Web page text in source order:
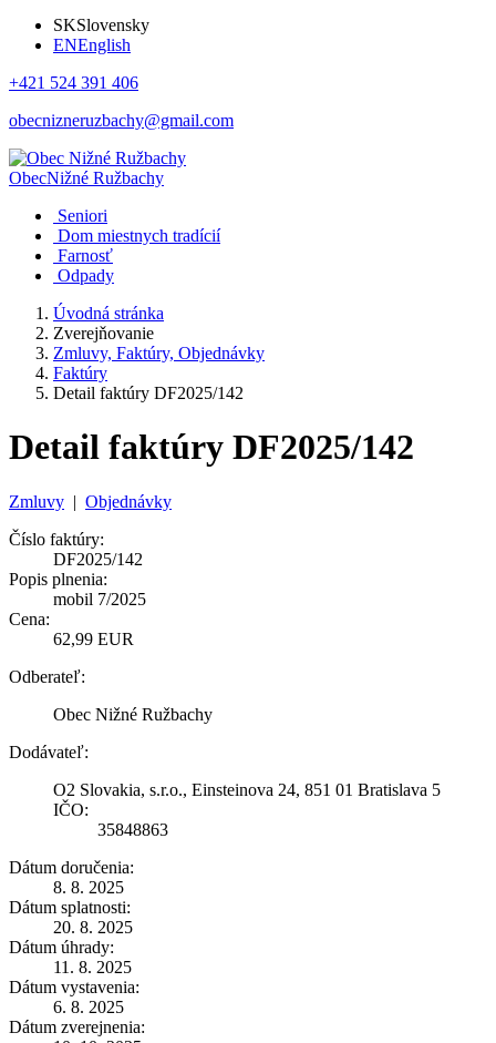
SKSlovensky
ENEnglish
+421 524 391 406
obecnizneruzbachy@gmail.com
ObecNižné Ružbachy
Seniori
Dom miestnych tradícií
Farnosť
Odpady
Úvodná stránka
Zverejňovanie
Zmluvy, Faktúry, Objednávky
Faktúry
Detail faktúry DF2025/142
Detail faktúry DF2025/142
Zmluvy | Objednávky
Číslo faktúry:
DF2025/142
Popis plnenia:
mobil 7/2025
Cena:
62,99 EUR
Odberateľ:
Obec Nižné Ružbachy
Dodávateľ:
O2 Slovakia, s.r.o., Einsteinova 24, 851 01 Bratislava 5
IČO:
35848863
Dátum doručenia:
8. 8. 2025
Dátum splatnosti:
20. 8. 2025
Dátum úhrady:
11. 8. 2025
Dátum vystavenia:
6. 8. 2025
Dátum zverejnenia: